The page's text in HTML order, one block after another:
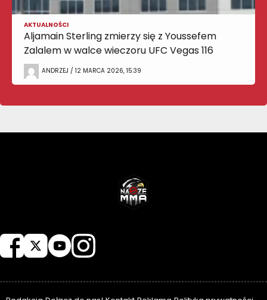
AKTUALNOŚCI
Aljamain Sterling zmierzy się z Youssefem
Zalalem w walce wieczoru UFC Vegas 116
ANDRZEJ / 12 MARCA 2026, 15:39